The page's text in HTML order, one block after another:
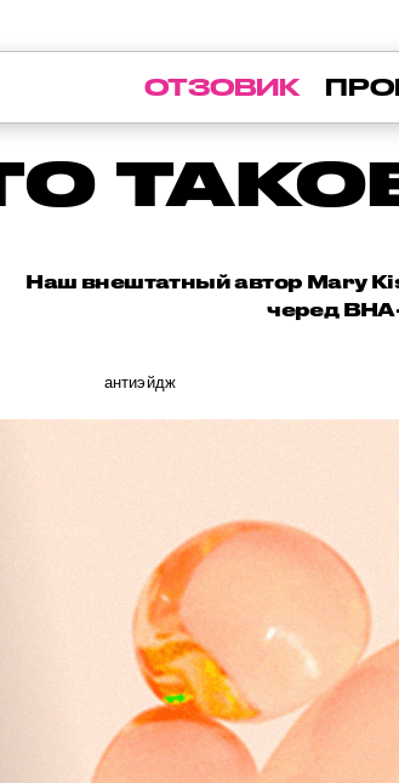
ОТЗОВИК
Наш внештатный автор Mary
черед
антиэйдж